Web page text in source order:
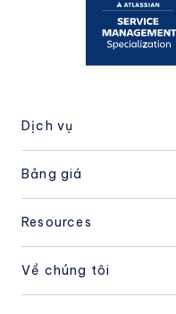
Dịch vụ
Bảng giá
Resources
Về chúng tôi